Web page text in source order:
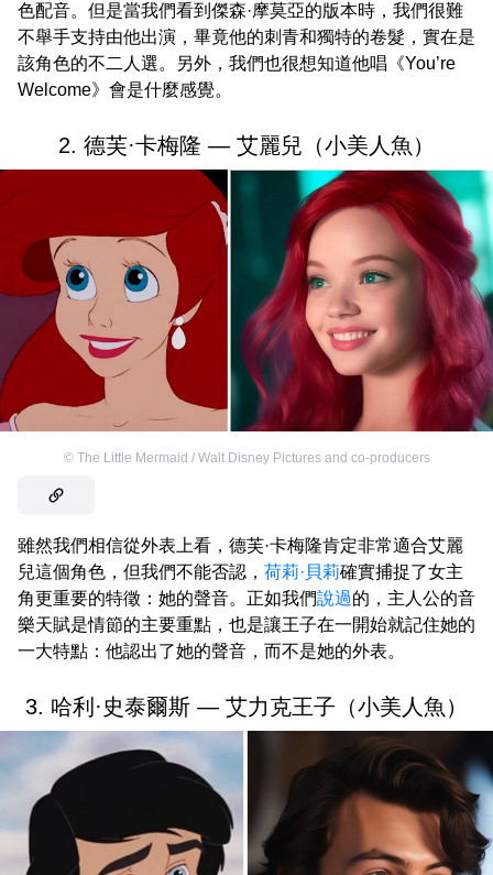
色配音。但是當我們看到傑森·摩莫亞的版本時，我們很難
不舉手支持由他出演，畢竟他的刺青和獨特的卷髮，實在是
該角色的不二人選。另外，我們也很想知道他唱《You’re
Welcome》會是什麼感覺。
2. 德芙·卡梅隆 — 艾麗兒（小美人魚）
© The Little Mermaid / Walt Disney Pictures and co-producers
雖然我們相信從外表上看，德芙·卡梅隆肯定非常適合艾麗
兒這個角色，但我們不能否認， 荷莉·貝莉確實捕捉了女主
角更重要的特徵：她的聲音。正如我們說過的，主人公的音
樂天賦是情節的主要重點，也是讓王子在一開始就記住她的
一大特點：他認出了她的聲音，而不是她的外表。
3. 哈利·史泰爾斯 — 艾力克王子（小美人魚）